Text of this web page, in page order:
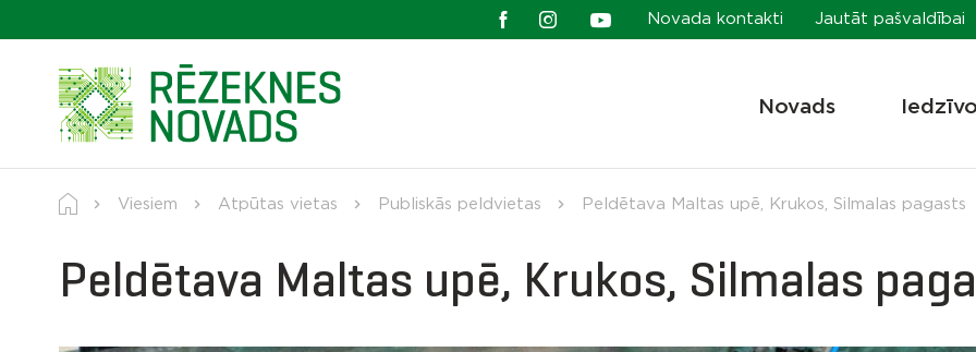
Novada kontakti Jautāt pašvaldībai
Novads
Viesiem Atpūtas vietas Publiskās peldvietas Peldētava Maltas upē, Krukos, Silmalas pagasts
Peldētava Maltas upē, Krukos, Silmalas